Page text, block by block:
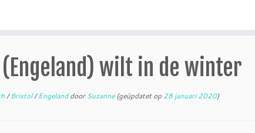
wilt in de winter
/Bristol/EngelanddoorSuzanne(geüpdatet op 28 januari 2020)